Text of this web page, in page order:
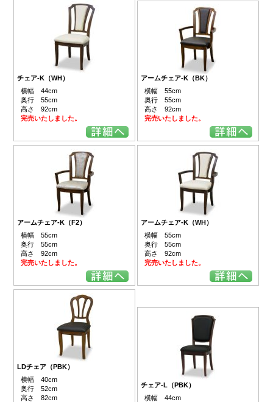
チェア-K（WH）
横幅 44cm
奥行 55cm
高さ 92cm
完売いたしました。
アームチェア-K（BK）
横幅 55cm
奥行 55cm
高さ 92cm
完売いたしました。
アームチェア-K（F2）
横幅 55cm
奥行 55cm
高さ 92cm
完売いたしました。
アームチェア-K（WH）
横幅 55cm
奥行 55cm
高さ 92cm
完売いたしました。
LDチェア（PBK）
横幅 40cm
奥行 52cm
高さ 82cm
チェア-L（PBK）
横幅 44cm